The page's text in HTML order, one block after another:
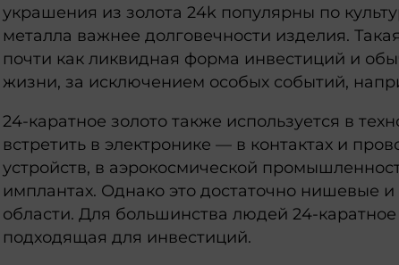
украшения из золота 24k популярны по
металла важнее долговечности изделия.
почти как ликвидная форма инвестиций и
жизни, за исключением особых событий,
24-каратное золото также используется в
встретить в электронике — в контактах и
устройств, в аэрокосмической
имплантах. Однако это достаточно нишевые
области. Для большинства людей 24-
подходящая для инвестиций.